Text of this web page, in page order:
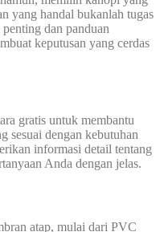
yang handal bukanlah tugas
dan panduan
keputusan yang cerdas
gratis untuk membantu
sesuai dengan kebutuhan
informasi detail tentang
Anda dengan jelas.
atap, mulai dari PVC